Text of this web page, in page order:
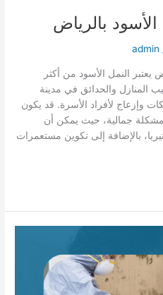
بالرياض
admin
يعتبر النمل الأسود من أكثر
المنازل والحدائق في مدينة
وإزعاج لأفراد الأسرة. قد يكون
جمالية، حيث يمكن أن
بالإضافة إلى تكوين مستعمرات